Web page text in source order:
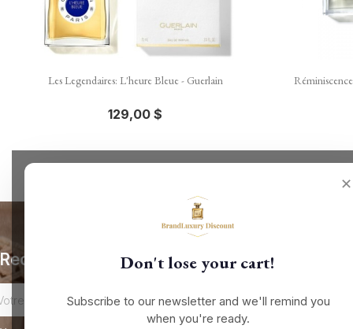
Aperçu rapide
Les Legendaires: L'heure Bleue - Guerlain
129,00 $
✕
Don't lose your cart!
Subscribe to our newsletter and we'll remind you
when you're ready.
Recevez nos offres spéciales